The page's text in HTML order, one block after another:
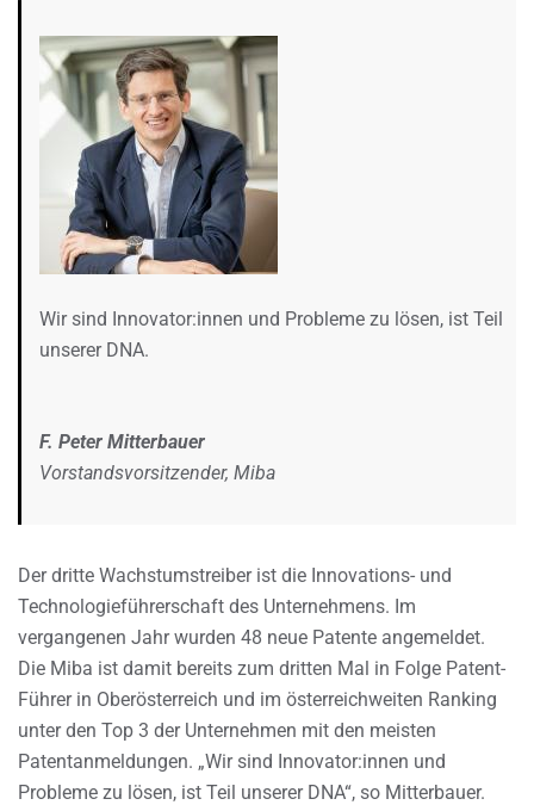
Wir sind Innovator:innen und Probleme zu lösen, ist Teil
unserer DNA.
F. Peter Mitterbauer
Vorstandsvorsitzender, Miba
Der dritte Wachstumstreiber ist die Innovations- und
Technologieführerschaft des Unternehmens. Im
vergangenen Jahr wurden 48 neue Patente angemeldet.
Die Miba ist damit bereits zum dritten Mal in Folge Patent-
Führer in Oberösterreich und im österreichweiten Ranking
unter den Top 3 der Unternehmen mit den meisten
Patentanmeldungen. „Wir sind Innovator:innen und
Probleme zu lösen, ist Teil unserer DNA“, so Mitterbauer.